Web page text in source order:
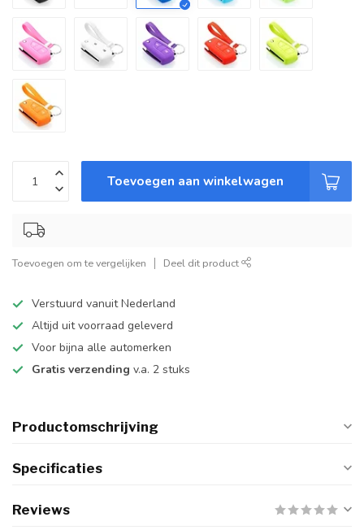
Toevoegen aan winkelwagen
Toevoegen om te vergelijken Deel dit product
Verstuurd vanuit Nederland
Altijd uit voorraad geleverd
Voor bijna alle automerken
Gratis verzending v.a. 2 stuks
Productomschrijving
Specificaties
Reviews